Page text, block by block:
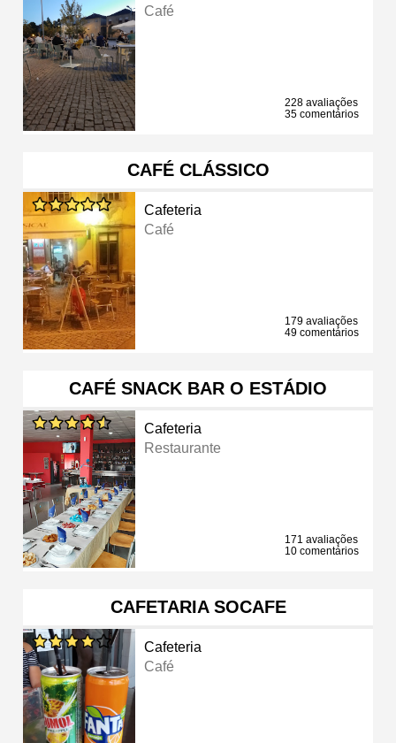
Café
228 avaliações
35 comentários
CAFÉ CLÁSSICO
Cafeteria
Café
179 avaliações
49 comentários
CAFÉ SNACK BAR O ESTÁDIO
Cafeteria
Restaurante
171 avaliações
10 comentários
CAFETARIA SOCAFE
Cafeteria
Café